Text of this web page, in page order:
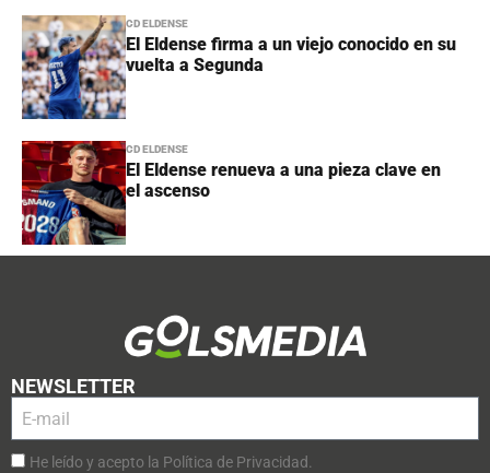
CD ELDENSE
El Eldense firma a un viejo conocido en su
vuelta a Segunda
CD ELDENSE
El Eldense renueva a una pieza clave en
el ascenso
NEWSLETTER
He leído y acepto la Política de Privacidad.